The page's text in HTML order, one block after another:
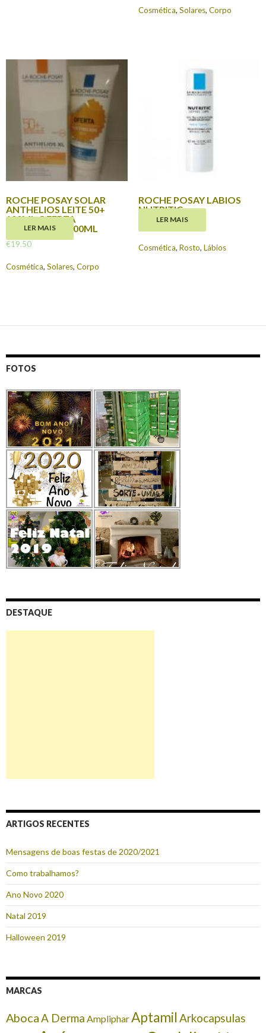
Cosmética, Solares, Corpo
ROCHE POSAY SOLAR
ANTHELIOS LEITE 50+
100ML OFERTA
POSTHELIOS 100ML
€19.50
LER MAIS
Cosmética, Solares, Corpo
ROCHE POSAY LABIOS
NUTRITIC
7.75
LER MAIS
Cosmética, Rosto, Lábios
FOTOS
DESTAQUE
ARTIGOS RECENTES
Mensagens de boas festas de 2020/2021
Como trabalhamos?
Ano Novo 2020
Natal 2019
Halloween 2019
MARCAS
AbocaA Derma AmplipharAptamil Arkocapsulas